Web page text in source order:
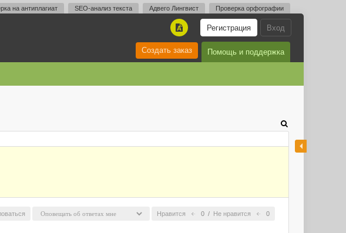
на антиплагиат SEO-анализ текста Адвего Лингвист Проверка орфографии
Вход
Регистрация
A
Помощь и поддержка
Создать заказ
Нравится 0 / Не нравится 0